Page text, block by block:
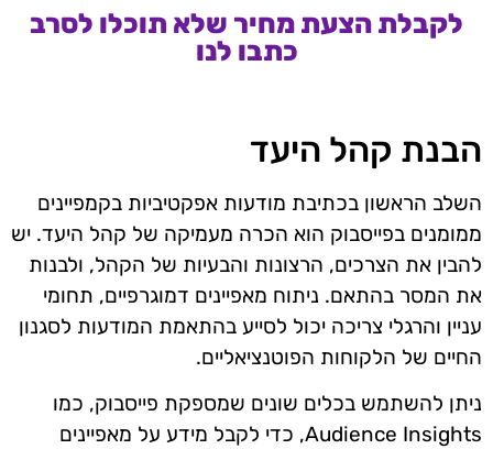
לקבלת הצעת מחיר שלא תוכלו לסרב
כתבו לנו
הבנת קהל היעד
השלב הראשון בכתיבת מודעות אפקטיביות בקמפיינים
ממומנים בפייסבוק הוא הכרה מעמיקה של קהל היעד. יש
להבין את הצרכים, הרצונות והבעיות של הקהל, ולבנות
את המסר בהתאם. ניתוח מאפיינים דמוגרפיים, תחומי
עניין והרגלי צריכה יכול לסייע בהתאמת המודעות לסגנון
החיים של הלקוחות הפוטנציאליים.
ניתן להשתמש בכלים שונים שמספקת פייסבוק, כמו
Audience Insights, כדי לקבל מידע על מאפיינים